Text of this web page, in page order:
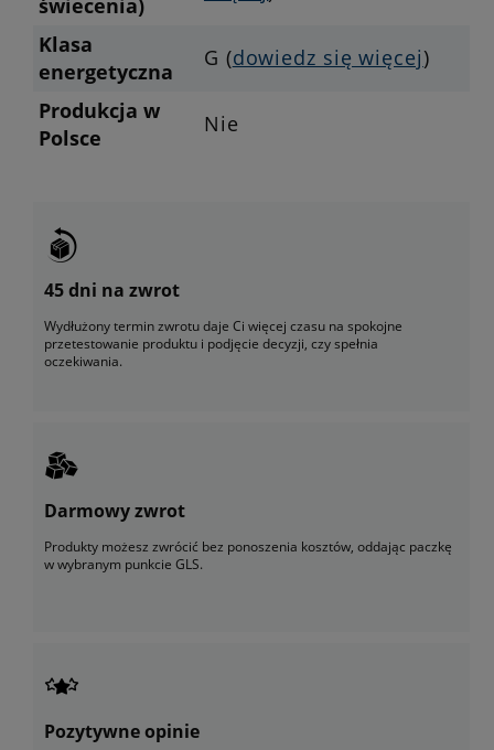
Klasa
energetyczna
G (dowiedz się więcej)
Produkcja w
Polsce
Nie
45 dni na zwrot
Wydłużony termin zwrotu daje Ci więcej czasu na spokojne
przetestowanie produktu i podjęcie decyzji, czy spełnia
oczekiwania.
Darmowy zwrot
Produkty możesz zwrócić bez ponoszenia kosztów, oddając paczkę
w wybranym punkcie GLS.
Pozytywne opinie